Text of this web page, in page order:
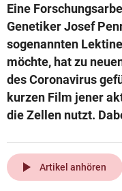
Eine
Genetiker Josef
sogenannten
möchte, hat zu
des Coronavirus
kurzen Film jener
die Zellen nutzt.
play_arrow Artikel anhören